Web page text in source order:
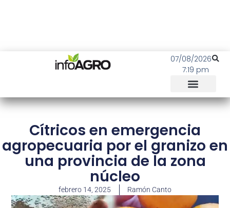
07/08/2026
7:19 pm
Cítricos en emergencia
agropecuaria por el granizo en
una provincia de la zona
núcleo
febrero 14, 2025 Ramón Canto